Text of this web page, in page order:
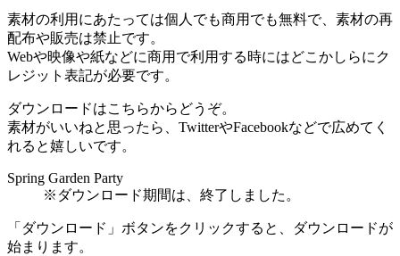
素材の利用にあたっては個人でも商用でも無料で、素材の再
配布や販売は禁止です。
Webや映像や紙などに商用で利用する時にはどこかしらにク
レジット表記が必要です。
ダウンロードはこちらからどうぞ。
素材がいいねと思ったら、TwitterやFacebookなどで広めてく
れると嬉しいです。
Spring Garden Party
※ダウンロード期間は、終了しました。
「ダウンロード」ボタンをクリックすると、ダウンロードが
始まります。